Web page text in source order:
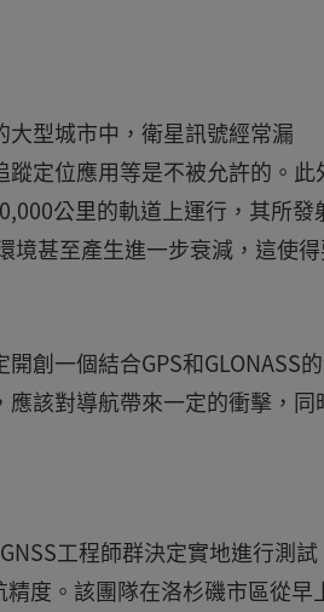
型城市中，衛星訊號經常漏
定位應用等是不被允許的。
公里的軌道上運行，其所
境甚至產生進一步衰減，這使
創一個結合GPS和GLONASS
該對導航帶來一定的衝擊，同
工程師群決定實地進行測
精度。該團隊在洛杉磯市區從